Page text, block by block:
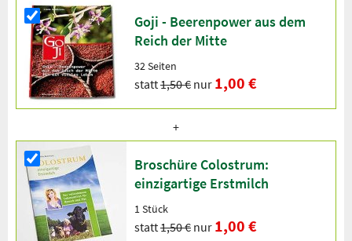
Goji - Beerenpower aus dem
Reich der Mitte
32 Seiten
statt1,50 € nur 1,00 €
Broschüre Colostrum:
einzigartige Erstmilch
1 Stück
statt1,50 € nur 1,00 €